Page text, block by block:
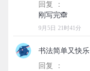
回复 ：
9月5日 21时41分
书法简单又快乐
回复 ：